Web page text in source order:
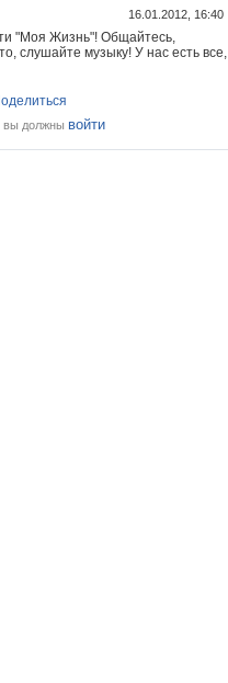
16.01.2012, 16:40
"Моя Жизнь"! Общайтесь,
слушайте музыку! У нас есть все,
вы должны войти